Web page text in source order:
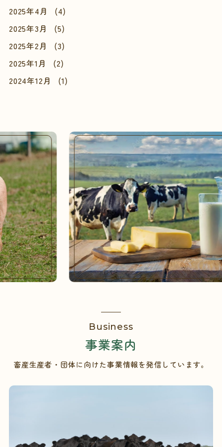
2025年4月
(4)
2025年3月
(5)
2025年2月
(3)
2025年1月
(2)
2024年12月
(1)
Business
事業案内
畜産生産者・団体に向けた事業情報を発信しています。